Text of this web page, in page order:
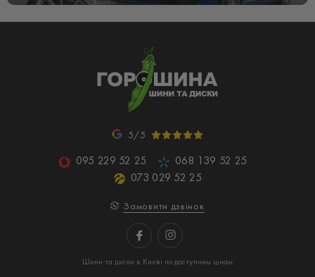
5/5
095 229 52 25
068 139 52 25
073 029 52 25
Замовити дзвінок
Шини та диски в Києві по доступним цінам